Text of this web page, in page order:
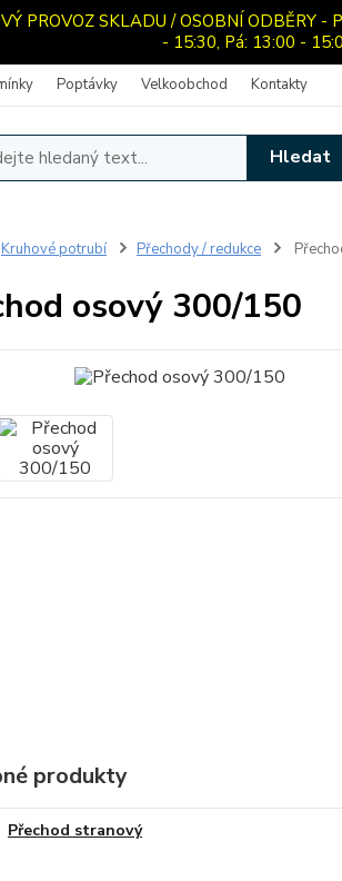
PROVOZ SKLADU / OSOBNÍ
- 15:30, Pá: 13:00 -
Poptávky Velkoobchod Kontakty
Hledat
Kruhové potrubí Přechody / redukce
osový 300/150
produkty
Přechod stranový